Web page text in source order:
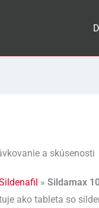
a skúsenosti
» Sildamax
ako tableta so